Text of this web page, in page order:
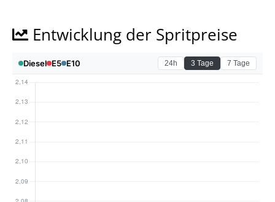
Entwicklung der Spritpreise